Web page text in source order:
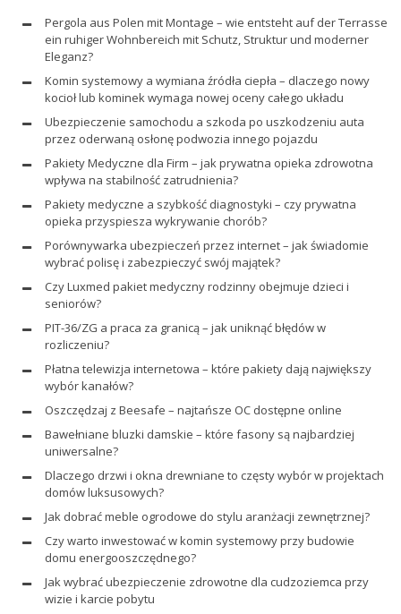
Pergola aus Polen mit Montage – wie entsteht auf der Terrasse
ein ruhiger Wohnbereich mit Schutz, Struktur und moderner
Eleganz?
Komin systemowy a wymiana źródła ciepła – dlaczego nowy
kocioł lub kominek wymaga nowej oceny całego układu
Ubezpieczenie samochodu a szkoda po uszkodzeniu auta
przez oderwaną osłonę podwozia innego pojazdu
Pakiety Medyczne dla Firm – jak prywatna opieka zdrowotna
wpływa na stabilność zatrudnienia?
Pakiety medyczne a szybkość diagnostyki – czy prywatna
opieka przyspiesza wykrywanie chorób?
Porównywarka ubezpieczeń przez internet – jak świadomie
wybrać polisę i zabezpieczyć swój majątek?
Czy Luxmed pakiet medyczny rodzinny obejmuje dzieci i
seniorów?
PIT-36/ZG a praca za granicą – jak uniknąć błędów w
rozliczeniu?
Płatna telewizja internetowa – które pakiety dają największy
wybór kanałów?
Oszczędzaj z Beesafe – najtańsze OC dostępne online
Bawełniane bluzki damskie – które fasony są najbardziej
uniwersalne?
Dlaczego drzwi i okna drewniane to częsty wybór w projektach
domów luksusowych?
Jak dobrać meble ogrodowe do stylu aranżacji zewnętrznej?
Czy warto inwestować w komin systemowy przy budowie
domu energooszczędnego?
Jak wybrać ubezpieczenie zdrowotne dla cudzoziemca przy
wizie i karcie pobytu